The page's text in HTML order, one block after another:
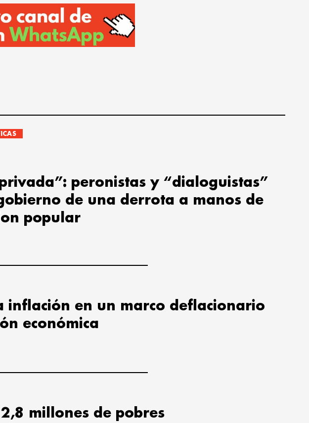
peronistas y “dialoguistas”
de una derrota a manos de
popular
inflación en un marco deflacionario
económica
millones de pobres